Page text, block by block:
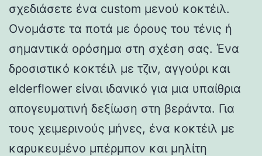
σχεδιάσετε ένα custom μενού κοκτέιλ.
Ονομάστε τα ποτά με όρους του τένις ή
σημαντικά ορόσημα στη σχέση σας. Ένα
δροσιστικό κοκτέιλ με τζιν, αγγούρι και
elderflower είναι ιδανικό για μια υπαίθρια
απογευματινή δεξίωση στη βεράντα. Για
τους χειμερινούς μήνες, ένα κοκτέιλ με
καρυκευμένο μπέρμπον και μηλίτη